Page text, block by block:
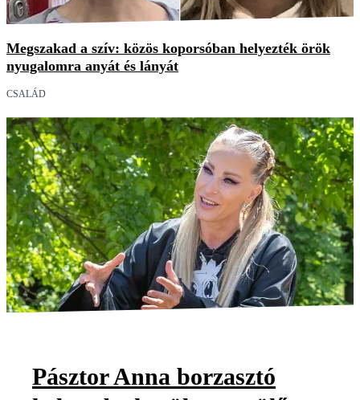
Megszakad a szív: közös koporsóban helyezték örök
nyugalomra anyát és lányát
CSALÁD
Pásztor Anna borzasztó